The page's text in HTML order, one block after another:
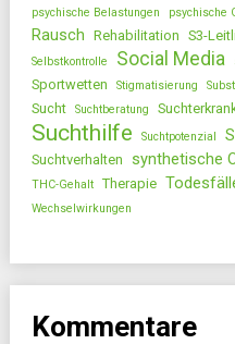
psychische Belastungen psychische
Rausch Rehabilitation S3-
Selbstkontrolle Social Media
Sportwetten
Stigmatisierung
Sucht Suchtberatung
Suchthilfe Suchtpotenzial
Suchtverhalten synthetische
THC-Gehalt
Therapie
Wechselwirkungen
Kommentare